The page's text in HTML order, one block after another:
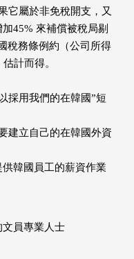
它屬於非免稅開支，又
45% 來補償被稅局剔
稅務條例約（公司所得
計而得。
採用我們的在韓國”短
建立自己的在韓國外資
韓國員工的薪資作業
員專業人士